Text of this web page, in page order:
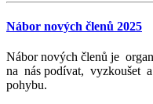
Nábor nových členů 2025
Nábor nových členů je
na nás podívat, vyzkoušet
pohybu.